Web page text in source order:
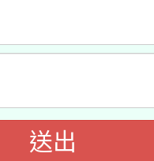
年度閱讀
業研習
工智慧
師名單
與教學軟
送出